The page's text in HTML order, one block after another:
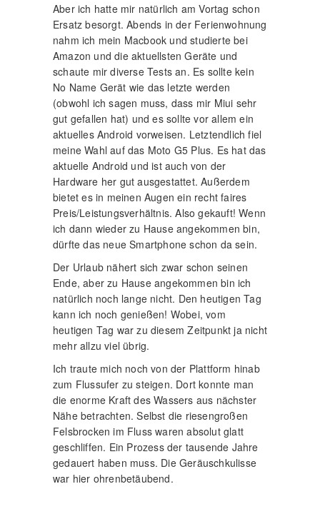
Aber ich hatte mir natürlich am Vortag schon
Ersatz besorgt. Abends in der Ferienwohnung
nahm ich mein Macbook und studierte bei
Amazon und die aktuellsten Geräte und
schaute mir diverse Tests an. Es sollte kein
No Name Gerät wie das letzte werden
(obwohl ich sagen muss, dass mir Miui sehr
gut gefallen hat) und es sollte vor allem ein
aktuelles Android vorweisen. Letztendlich fiel
meine Wahl auf das Moto G5 Plus. Es hat das
aktuelle Android und ist auch von der
Hardware her gut ausgestattet. Außerdem
bietet es in meinen Augen ein recht faires
Preis/Leistungsverhältnis. Also gekauft! Wenn
ich dann wieder zu Hause angekommen bin,
dürfte das neue Smartphone schon da sein.
Der Urlaub nähert sich zwar schon seinen
Ende, aber zu Hause angekommen bin ich
natürlich noch lange nicht. Den heutigen Tag
kann ich noch genießen! Wobei, vom
heutigen Tag war zu diesem Zeitpunkt ja nicht
mehr allzu viel übrig.
Ich traute mich noch von der Plattform hinab
zum Flussufer zu steigen. Dort konnte man
die enorme Kraft des Wassers aus nächster
Nähe betrachten. Selbst die riesengroßen
Felsbrocken im Fluss waren absolut glatt
geschliffen. Ein Prozess der tausende Jahre
gedauert haben muss. Die Geräuschkulisse
war hier ohrenbetäubend.